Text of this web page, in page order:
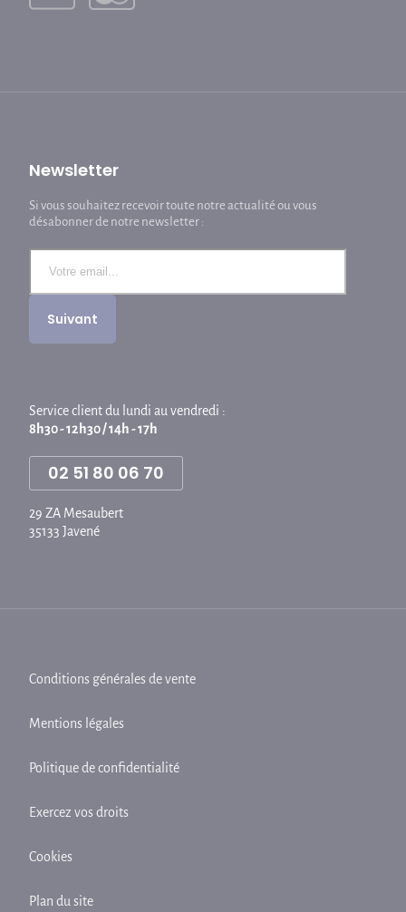
Newsletter
Si vous souhaitez recevoir toute notre actualité ou vous
désabonner de notre newsletter :
Service client du lundi au vendredi :
8h30 - 12h30 / 14h - 17h
02 51 80 06 70
29 ZA Mesaubert
35133 Javené
Conditions générales de vente
Mentions légales
Politique de confidentialité
Exercez vos droits
Cookies
Plan du site